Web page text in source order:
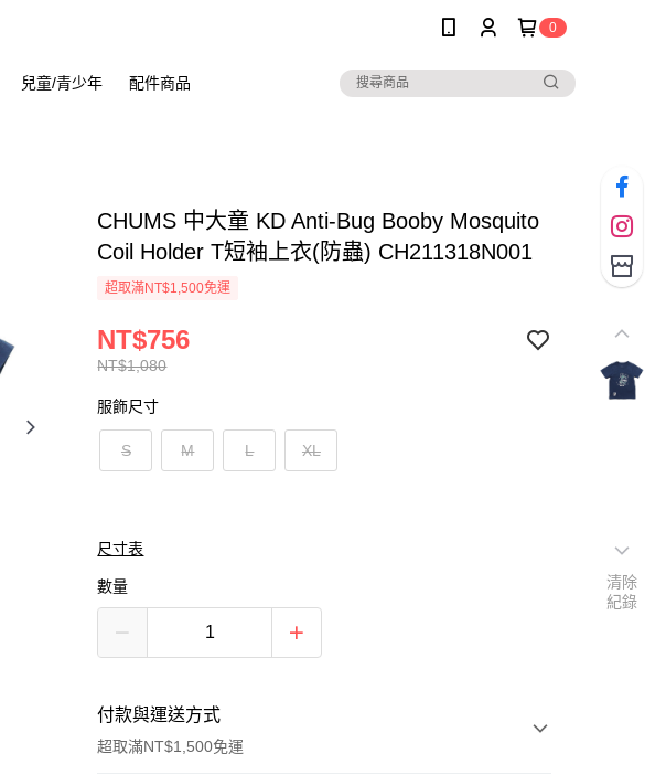
0
兒童/青少年 配件商品
CHUMS 中大童 KD Anti-Bug Booby Mosquito
Coil Holder T短袖上衣(防蟲) CH211318N001
超取滿NT$1,500免運
NT$1,080
NT$756
服飾尺寸
S M L XL
尺寸表
數量
付款與運送方式
超取滿NT$1,500免運
清除
紀錄